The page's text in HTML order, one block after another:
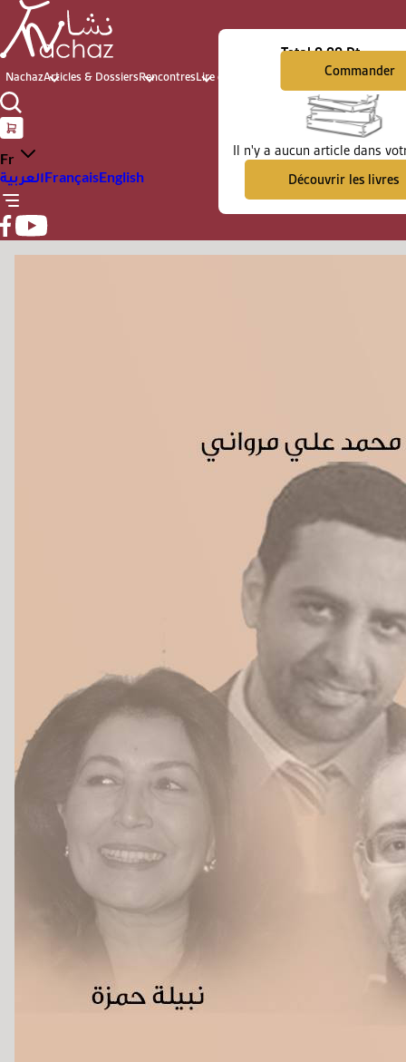
NachazArticles & DossiersRencontresLire et voir Archives du présent
Il n'y a aucun article dans
Découvrir les livres
Total 0.00 Dt
Commander
Fr
العربيةFrançaisEnglish